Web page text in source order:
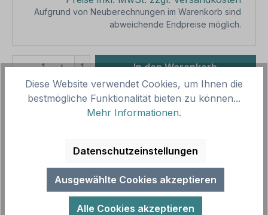
Aufgrund von Neuberechnungen im Warenkorb sind
abweichende Endpreise möglich.
Produkt Anzahl: Gib den gewünschten
1 In den Warenkorb
Produktnummer:SH11014
Vorlagenummer: BS-FW-41
Beschreibung
Feuerwehrzufahrt Fläche für Feuerwehr freihalten
Diese Website verwendet Cookies, um Ihnen die
bestmögliche Funktionalität bieten zu können...
Mehr Informationen.
Datenschutzeinstellungen
Ausgewählte Cookies akzeptieren
Alle Cookies akzeptieren